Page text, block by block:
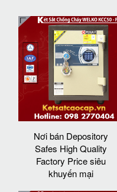
Nơi bán Depository
Safes High Quality
Factory Price siêu
khuyến mại